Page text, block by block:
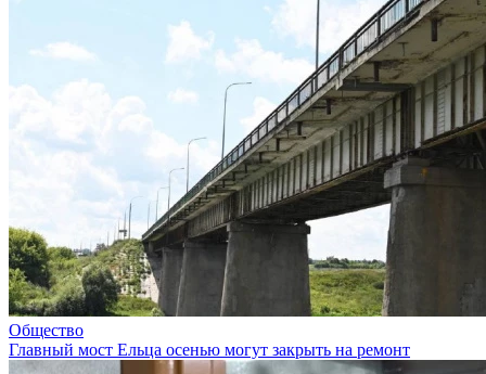
Общество
Главный мост Ельца осенью могут закрыть на ремонт